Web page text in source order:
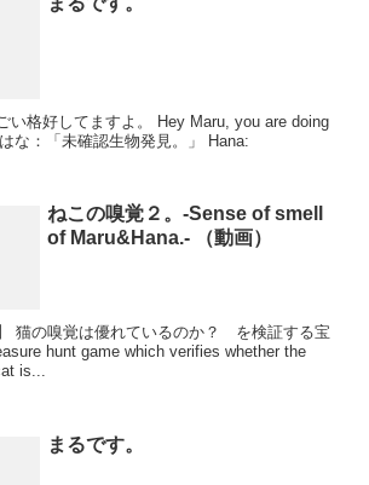
い格好してますよ。 Hey Maru, you are doing
the strange posture. はな：「未確認生物発見。」 Hana:
ねこの嗅覚２。-Sense of smell
of Maru&Hana.- （動画）
猫の嗅覚は優れているのか？ を検証する宝
hunt game which verifies whether the
is...
まるです。